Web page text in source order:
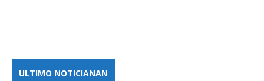
ULTIMO NOTICIANAN